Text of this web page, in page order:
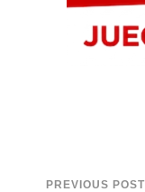
PREVIOUS POST